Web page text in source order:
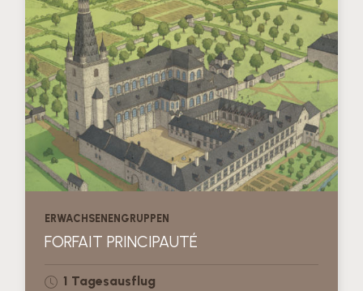
ERWACHSENENGRUPPEN
FORFAIT PRINCIPAUTÉ
1 Tagesausflug